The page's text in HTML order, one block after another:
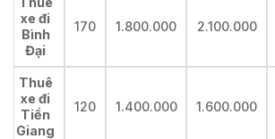
xe đi
Bình
Đại
170 1.800.000 2.100.000
Thuê
xe đi
Tiền
Giang
120 1.400.000 1.600.000